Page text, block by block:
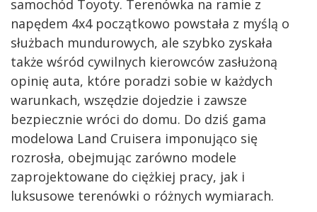
samochód Toyoty. Terenówka na ramie z
napędem 4x4 początkowo powstała z myślą o
służbach mundurowych, ale szybko zyskała
także wśród cywilnych kierowców zasłużoną
opinię auta, które poradzi sobie w każdych
warunkach, wszędzie dojedzie i zawsze
bezpiecznie wróci do domu. Do dziś gama
modelowa Land Cruisera imponująco się
rozrosła, obejmując zarówno modele
zaprojektowane do ciężkiej pracy, jak i
luksusowe terenówki o różnych wymiarach.